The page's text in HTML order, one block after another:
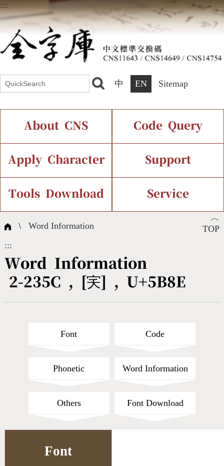
:::
中 EN Sitemap
About CNS
Introduction Current Status
Chinese Code Status
Terms
International Org.
Code Query
IDS Query
Components Query
Composite Query
Bopomofo Query
Cang-Jie Query
CNS Query
Apply Character
Application Process
Support
Font Instant Display
Character Creation
CNS Authorization
Tools Download
Character Create Tools
Fonts Download
Service
FAQ
Satisfaction Survey
︿
TOP
\Word Information
:::
Word Information
2-235C , [宎] , U+5B8E
Font Code
Phonetic Word Information
Others Font Download
Font